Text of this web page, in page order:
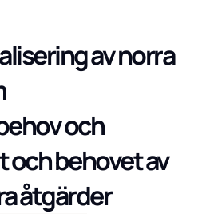
av norra
och
behovet av
åtgärder